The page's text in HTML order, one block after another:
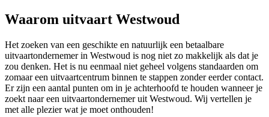
Waarom uitvaart Westwoud
Het zoeken van een geschikte en natuurlijk een betaalbare
uitvaartondernemer in Westwoud is nog niet zo makkelijk als dat je
zou denken. Het is nu eenmaal niet geheel volgens standaarden om
zomaar een uitvaartcentrum binnen te stappen zonder eerder contact.
Er zijn een aantal punten om in je achterhoofd te houden wanneer je
zoekt naar een uitvaartondernemer uit Westwoud. Wij vertellen je
met alle plezier wat je moet onthouden!